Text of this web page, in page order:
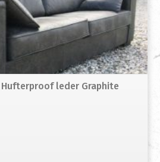
leder Graphite